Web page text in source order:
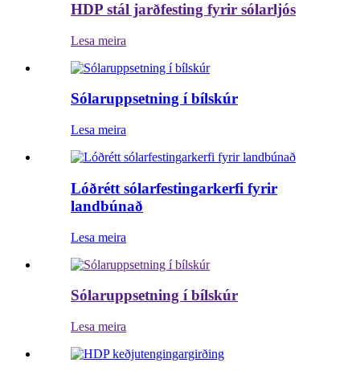
HDP stál jarðfesting fyrir sólarljós
Lesa meira
Sólaruppsetning í bílskúr
Lesa meira
Lóðrétt sólarfestingarkerfi fyrir
landbúnað
Lesa meira
Sólaruppsetning í bílskúr
Lesa meira